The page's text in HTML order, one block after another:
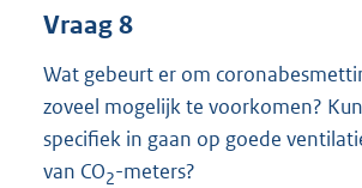
Vraag 8
Wat gebeurt er om
zoveel mogelijk te voorkomen?
specifiek in gaan op goede
van CO2-meters?